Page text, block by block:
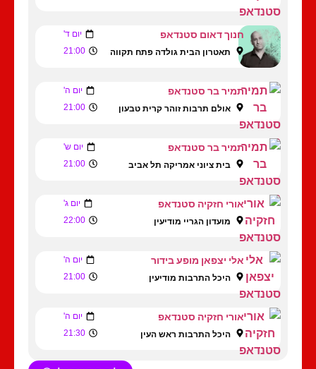
חנוך דאום סטנדאפ יום ד'
תאטרון הבית גולדה פתח תקווה 21:00
תמיר בר סטנדאפ יום ה'
אולם תרבות זוהר קרית טבעון 21:00
תמיר בר סטנדאפ יום ש'
בית ציוני אמריקה תל אביב 21:00
אורי חזקיה סטנדאפ יום ג'
מועדון הגריי מודיעין 22:00
אלי יצפאן מופע בידור יום ה'
היכל התרבות מודיעין 21:00
אורי חזקיה סטנדאפ יום ה'
היכל התרבות ראש העין 21:30